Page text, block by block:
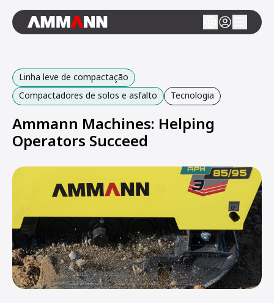
Linha leve de compactação
Compactadores de solos e asfalto
Tecnologia
Ammann Machines: Helping
Operators Succeed